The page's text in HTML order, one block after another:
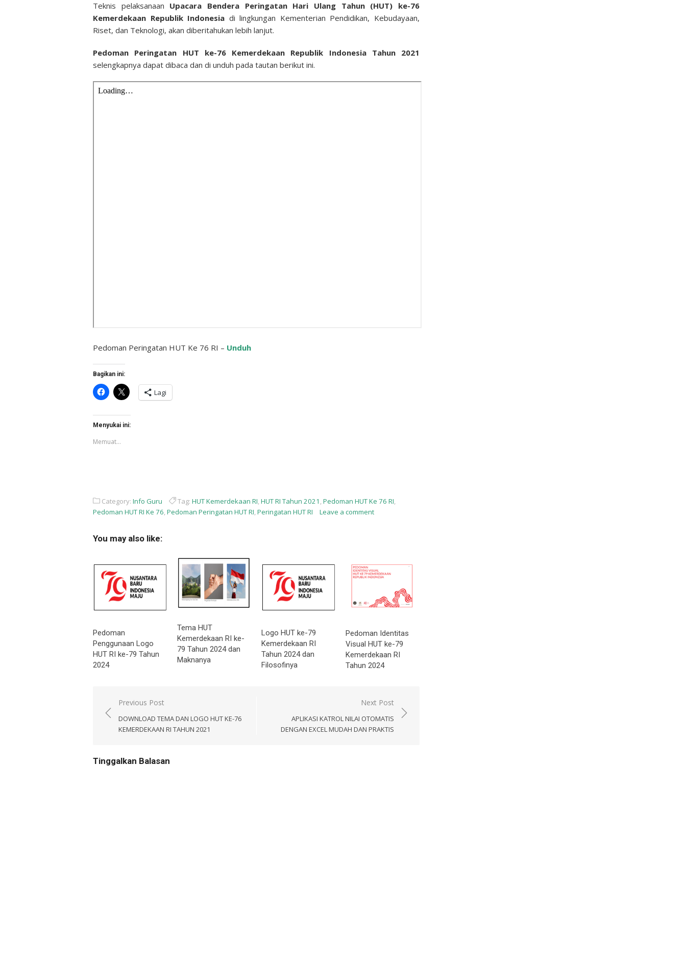
Teknis pelaksanaan Upacara Bendera Peringatan Hari Ulang Tahun (HUT) ke-76
Kemerdekaan Republik Indonesia di lingkungan Kementerian Pendidikan, Kebudayaan,
Riset, dan Teknologi, akan diberitahukan lebih lanjut.
Pedoman Peringatan HUT ke-76 Kemerdekaan Republik Indonesia Tahun 2021
selengkapnya dapat dibaca dan di unduh pada tautan berikut ini.
Pedoman Peringatan HUT Ke 76 RI – Unduh
Bagikan ini:
Klik
untuk
membagikan
Facebook(Membuka
di
jendela
baru)
Klik
untuk
berbagi
X(Membuka
di
jendela
Lagi
Menyukai ini:
Memuat...
Category: Info Guru Tag:HUT Kemerdekaan RI,HUT RI Tahun 2021 ,Pedoman HUT Ke 76 RI,
Pedoman HUT RI Ke 76,Pedoman Peringatan HUT RI,Peringatan HUT RI Leave a comment
You may also like:
Pedoman
Penggunaan Logo
HUT RI ke-79 Tahun
2024
Tema HUT
Kemerdekaan RI ke-
79 Tahun 2024 dan
Maknanya
Logo HUT ke-79
Kemerdekaan RI
Tahun 2024 dan
Filosofinya
Pedoman Identitas
Visual HUT ke-79
Kemerdekaan RI
Tahun 2024
Navigasi
pos
Previous Post
DOWNLOAD TEMA DAN LOGO HUT KE-76
KEMERDEKAAN RI TAHUN 2021
Next Post
APLIKASI KATROL NILAI OTOMATIS
DENGAN EXCEL MUDAH DAN PRAKTIS
Tinggalkan Balasan